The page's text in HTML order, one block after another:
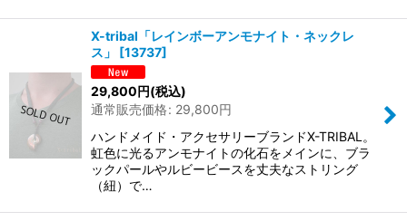
X-tribal「レインボーアンモナイト・ネックレ
ス」
[13737]
29,800円(税込)
通常販売価格: 29,800円
ハンドメイド・アクセサリーブランドX-TRIBAL。
虹色に光るアンモナイトの化石をメインに、ブラ
ックパールやルビービースを丈夫なストリング
（紐）で…